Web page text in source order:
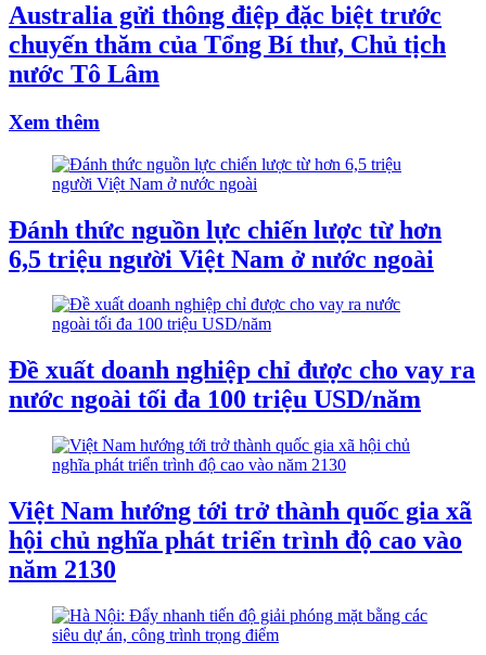
Australia gửi thông điệp đặc biệt trước
chuyến thăm của Tổng Bí thư, Chủ tịch
nước Tô Lâm
Xem thêm
Đánh thức nguồn lực chiến lược từ hơn
6,5 triệu người Việt Nam ở nước ngoài
Đề xuất doanh nghiệp chỉ được cho vay ra
nước ngoài tối đa 100 triệu USD/năm
Việt Nam hướng tới trở thành quốc gia xã
hội chủ nghĩa phát triển trình độ cao vào
năm 2130